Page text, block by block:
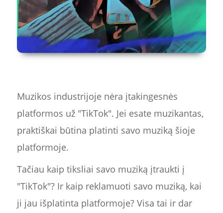
Muzikos industrijoje nėra įtakingesnės
platformos už "TikTok". Jei esate muzikantas,
praktiškai būtina platinti savo muziką šioje
platformoje.
Tačiau kaip tiksliai savo muziką įtraukti į
"TikTok"? Ir kaip reklamuoti savo muziką, kai
ji jau išplatinta platformoje? Visa tai ir dar